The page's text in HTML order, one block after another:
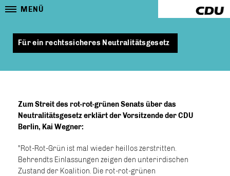
MENÜ
Für ein rechtssicheres Neutralitätsgesetz
Zum Streit des rot-rot-grünen Senats über das
Neutralitätsgesetz erklärt der Vorsitzende der CDU
Berlin, Kai Wegner:
"Rot-Rot-Grün ist mal wieder heillos zerstritten.
Behrendts Einlassungen zeigen den unterirdischen
Zustand der Koalition. Die rot-rot-grünen